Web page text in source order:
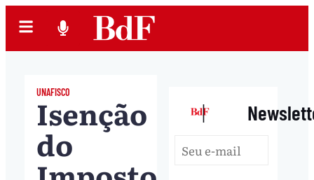
UNAFISCO
Isenção
do
|